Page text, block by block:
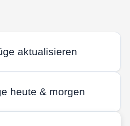
aktualisieren
heute & morgen